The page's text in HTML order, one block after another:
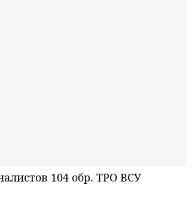
104 обр. ТРО ВСУ